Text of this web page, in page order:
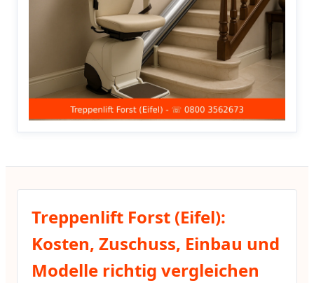
Treppenlift Forst (Eifel):
Kosten, Zuschuss, Einbau und
Modelle richtig vergleichen